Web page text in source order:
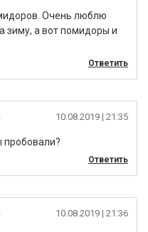
Очень люблю
зиму, а вот помидоры и
Ответить
10.08.2019 | 21:35
пробовали?
Ответить
10.08.2019 | 21:36